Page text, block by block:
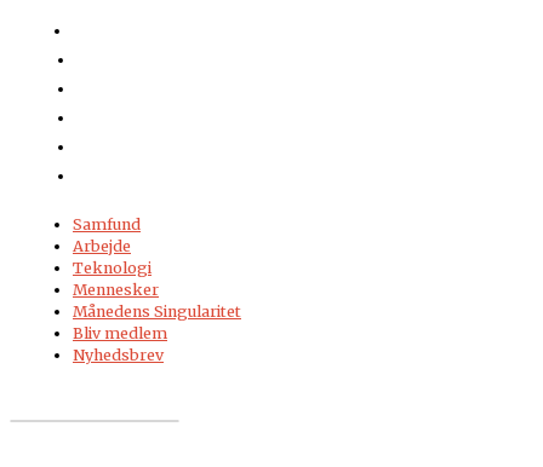
Samfund
Arbejde
Teknologi
Mennesker
Månedens Singularitet
Bliv medlem
Nyhedsbrev